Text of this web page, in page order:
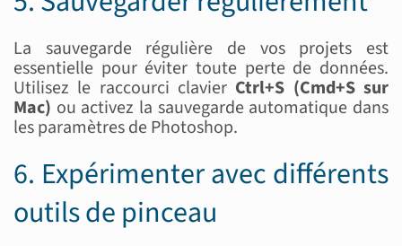
La sauvegarde régulière de vos projets est
essentielle pour éviter toute perte de données.
Utilisez le raccourci clavier Ctrl+S (Cmd+S sur
Mac) ou activez la sauvegarde automatique dans
les paramètres de Photoshop.
6. Expérimenter avec différents
outils de pinceau